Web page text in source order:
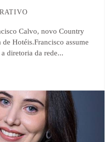
Calvo, novo Country
Hotéis.Francisco assume
diretoria da rede...